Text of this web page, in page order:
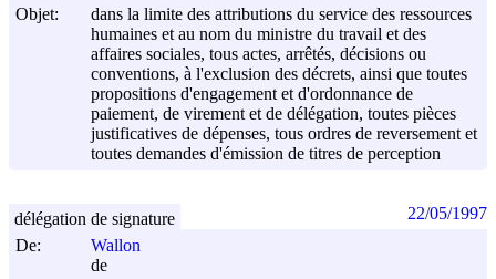
Objet:
dans la limite des attributions du service des ressources
humaines et au nom du ministre du travail et des
affaires sociales, tous actes, arrêtés, décisions ou
conventions, à l'exclusion des décrets, ainsi que toutes
propositions d'engagement et d'ordonnance de
paiement, de virement et de délégation, toutes pièces
justificatives de dépenses, tous ordres de reversement et
toutes demandes d'émission de titres de perception
De:
Wallon
de
délégation de signature 22/05/1997